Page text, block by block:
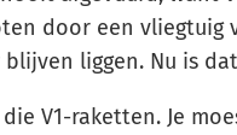
door een vliegtuig
liggen. Nu is
V1-raketten. Je